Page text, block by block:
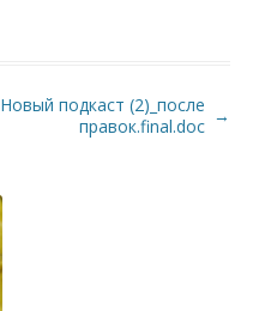
Новый подкаст (2)_после
правок.final.doc →